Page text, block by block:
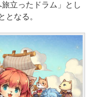
立ったドラム」とし
となる。